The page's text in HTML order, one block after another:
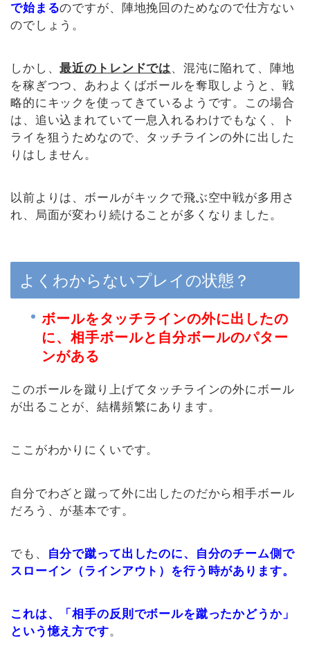
で始まるのですが、陣地挽回のためなので仕方ない
のでしょう。
しかし、最近のトレンドでは、混沌に陥れて、陣地
を稼ぎつつ、あわよくばボールを奪取しようと、戦
略的にキックを使ってきているようです。この場合
は、追い込まれていて一息入れるわけでもなく、ト
ライを狙うためなので、タッチラインの外に出した
りはしません。
以前よりは、ボールがキックで飛ぶ空中戦が多用さ
れ、局面が変わり続けることが多くなりました。
よくわからないプレイの状態？
ボールをタッチラインの外に出したの
に、相手ボールと自分ボールのパター
ンがある
このボールを蹴り上げてタッチラインの外にボール
が出ることが、結構頻繁にあります。
ここがわかりにくいです。
自分でわざと蹴って外に出したのだから相手ボール
だろう、が基本です。
でも、
自分で蹴って出したのに、自分のチーム側で
スローイン（ラインアウト）を行う時があります。
これは、「相手の反則でボールを蹴ったかどうか」
という憶え方です。